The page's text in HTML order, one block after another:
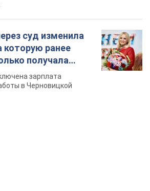
суд изменила
которую ранее
получала
зарплата
в Черновицкой